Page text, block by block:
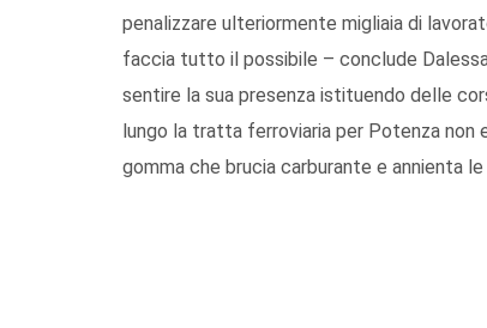
penalizzare ulteriormente migliaia di
faccia tutto il possibile – conclude
sentire la sua presenza istituendo delle
lungo la tratta ferroviaria per Potenza non
gomma che brucia carburante e annienta le